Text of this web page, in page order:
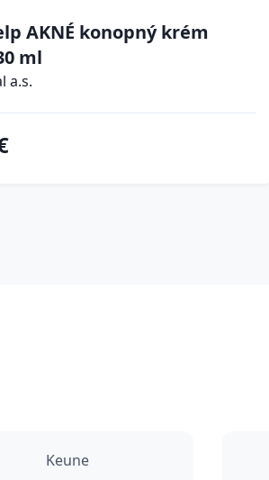
AKNÉ konopný krém
ml
a.s.
Keune